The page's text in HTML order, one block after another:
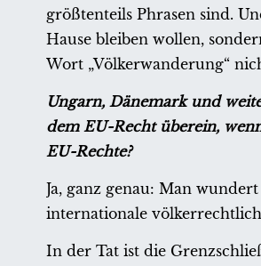
größtenteils Phrasen sind.
Hause bleiben wollen,
Wort „Völkerwanderung“
Ungarn, Dänemark und
dem EU-Recht überein,
EU-Rechte?
Ja, ganz genau: Man
internationale
In der Tat ist die